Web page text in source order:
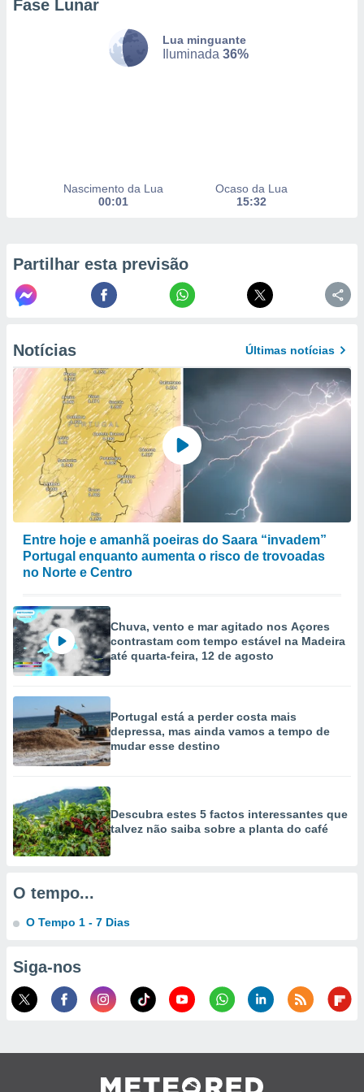
possam
seus
com
tal,
ou opor-
qualquer
em “
na
ou aceder
num
para
utilizar
criar
medir
dos
os
de dados
fontes,
melhorar
dados
Fase Lunar
Lua minguante
Iluminada 36%
Nascimento da Lua
00:01
Ocaso da Lua
15:32
Partilhar esta previsão
Notícias Últimas notícias
Entre hoje e amanhã poeiras do Saara “invadem”
Portugal enquanto aumenta o risco de trovoadas
no Norte e Centro
Chuva, vento e mar agitado nos Açores
contrastam com tempo estável na Madeira
até quarta-feira, 12 de agosto
Portugal está a perder costa mais
depressa, mas ainda vamos a tempo de
mudar esse destino
Descubra estes 5 factos interessantes que
talvez não saiba sobre a planta do café
O tempo...
O Tempo 1 - 7 Dias
Siga-nos